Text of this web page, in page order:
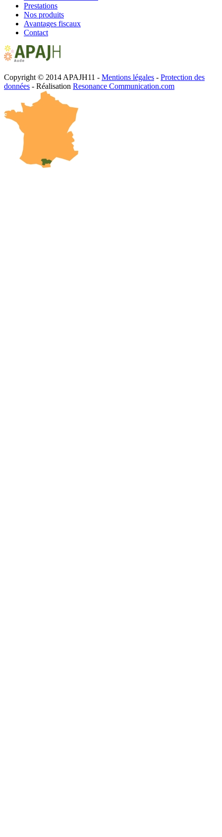
Prestations
Nos produits
Avantages fiscaux
Contact
Copyright © 2014 APAJH11 - Mentions légales - Protection des
données - Réalisation Resonance Communication.com